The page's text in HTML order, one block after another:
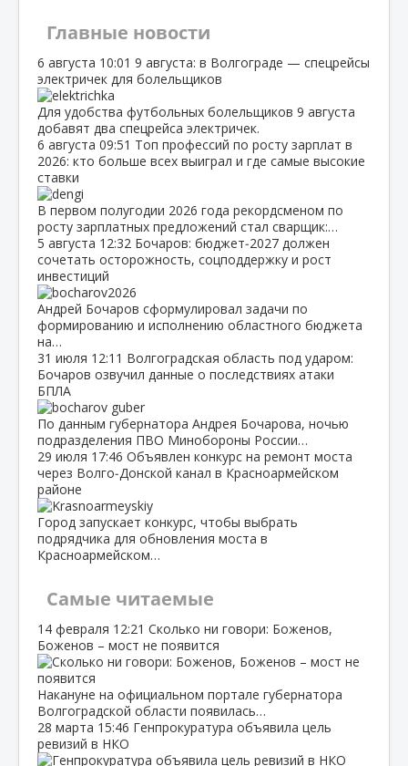
Главные новости
6 августа 10:01 9 августа: в Волгограде — спецрейсы
электричек для болельщиков
Для удобства футбольных болельщиков 9 августа
добавят два спецрейса электричек.
6 августа 09:51 Топ профессий по росту зарплат в
2026: кто больше всех выиграл и где самые высокие
ставки
В первом полугодии 2026 года рекордсменом по
росту зарплатных предложений стал сварщик:…
5 августа 12:32 Бочаров: бюджет‑2027 должен
сочетать осторожность, соцподдержку и рост
инвестиций
Андрей Бочаров сформулировал задачи по
формированию и исполнению областного бюджета
на…
31 июля 12:11 Волгоградская область под ударом:
Бочаров озвучил данные о последствиях атаки
БПЛА
По данным губернатора Андрея Бочарова, ночью
подразделения ПВО Минобороны России…
29 июля 17:46 Объявлен конкурс на ремонт моста
через Волго‑Донской канал в Красноармейском
районе
Город запускает конкурс, чтобы выбрать
подрядчика для обновления моста в
Красноармейском…
Самые читаемые
14 февраля 12:21 Сколько ни говори: Боженов,
Боженов – мост не появится
Накануне на официальном портале губернатора
Волгоградской области появилась…
28 марта 15:46 Генпрокуратура объявила цель
ревизий в НКО